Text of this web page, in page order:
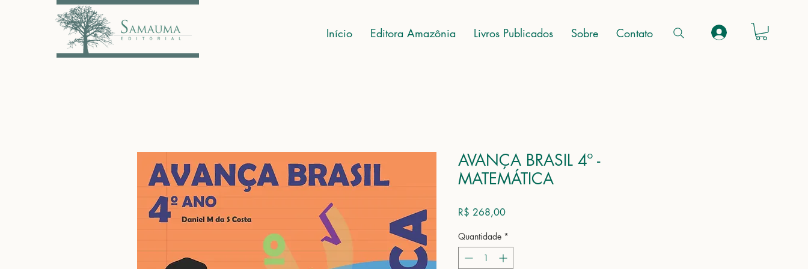
Início Editora Amazônia Livros Publicados Sobre Contato
AVANÇA BRASIL 4º -
MATEMÁTICA
R$ 268,00Preço
Quantidade *